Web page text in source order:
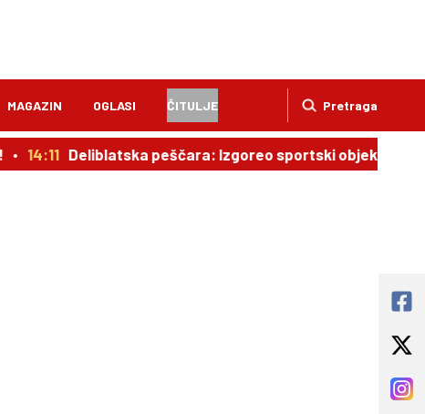
Pretraga
MAGAZIN OGLASI ČITULJE
14:11 Deliblatska peščara: Izgoreo sportski objekat,